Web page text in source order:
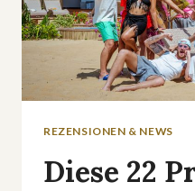
REZENSIONEN & NEWS
Diese 22